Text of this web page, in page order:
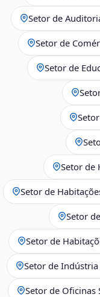
Setor de
Setor de
Setor de
Setor de
Setor de
Setor
Setor de
Setor de
Setor de Oficinas